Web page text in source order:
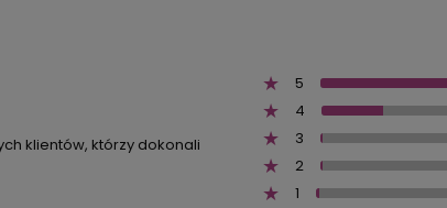
klientów, którzy dokonali
5
4
3
2
1